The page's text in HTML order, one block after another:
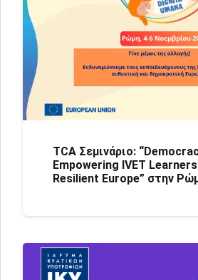
TCA Σεμινάριο:
Empowering IVET
Resilient Europe” στην